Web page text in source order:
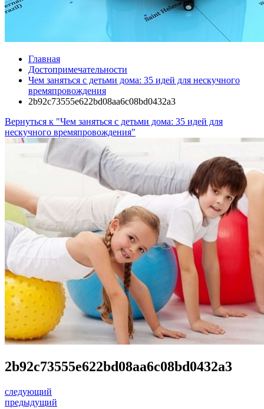
Главная
Достопримечательности
Чем заняться с детьми дома: 35 идей для нескучного
времяпровождения
2b92c73555e622bd08aa6c08bd0432a3
Вернуться к "Чем заняться с детьми дома: 35 идей для
нескучного времяпровождения"
2b92c73555e622bd08aa6c08bd0432a3
следующий
предыдущий